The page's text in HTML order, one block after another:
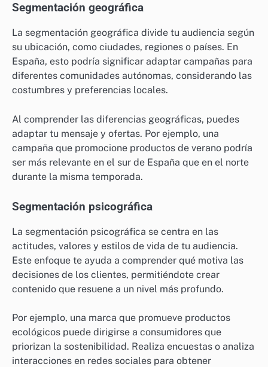
Segmentación geográfica
La segmentación geográfica divide tu audiencia según
su ubicación, como ciudades, regiones o países. En
España, esto podría significar adaptar campañas para
diferentes comunidades autónomas, considerando las
costumbres y preferencias locales.
Al comprender las diferencias geográficas, puedes
adaptar tu mensaje y ofertas. Por ejemplo, una
campaña que promocione productos de verano podría
ser más relevante en el sur de España que en el norte
durante la misma temporada.
Segmentación psicográfica
La segmentación psicográfica se centra en las
actitudes, valores y estilos de vida de tu audiencia.
Este enfoque te ayuda a comprender qué motiva las
decisiones de los clientes, permitiéndote crear
contenido que resuene a un nivel más profundo.
Por ejemplo, una marca que promueve productos
ecológicos puede dirigirse a consumidores que
priorizan la sostenibilidad. Realiza encuestas o analiza
interacciones en redes sociales para obtener